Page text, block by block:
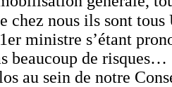
chez nous ils sont
ministre s’étant
beaucoup de risques…
au sein de notre